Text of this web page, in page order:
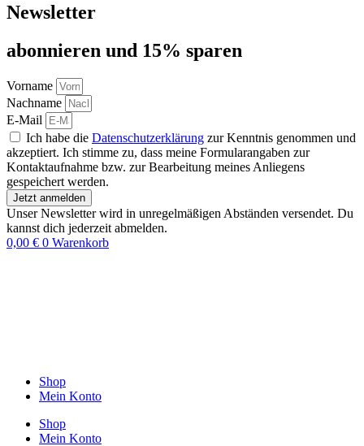
36,00 €
Newsletter
abon­nie­ren und 15% sparen
Vorname
Nachname
E-Mail
Ich habe die Datenschutzerklärung zur Kenntnis genommen und
akzeptiert. Ich stimme zu, dass meine Formularangaben zur
Kontaktaufnahme bzw. zur Bearbeitung meines Anliegens
gespeichert werden.
Jetzt anmelden
Unser Newsletter wird in unregelmäßigen Abständen versendet. Du
kannst dich jederzeit abmelden.
0,00 € 0 Warenkorb
Shop
Mein Konto
Shop
Mein Konto